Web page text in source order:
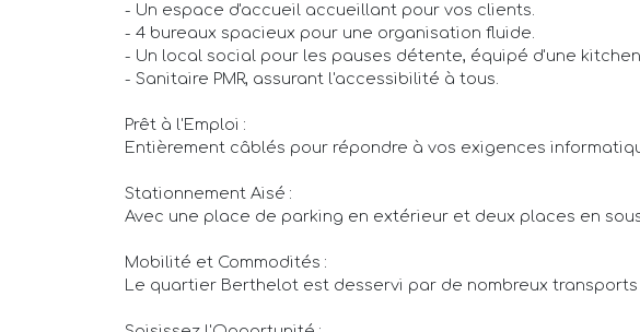
- Un espace d'accueil accueillant pour vos clients.
- 4 bureaux spacieux pour une organisation fluide.
- Un local social pour les pauses détente, équipé d'une
- Sanitaire PMR, assurant l'accessibilité à tous.
Prêt à l'Emploi :
Entièrement câblés pour répondre à vos exigences
Stationnement Aisé :
Avec une place de parking en extérieur et deux places en
Mobilité et Commodités :
Le quartier Berthelot est desservi par de nombreux